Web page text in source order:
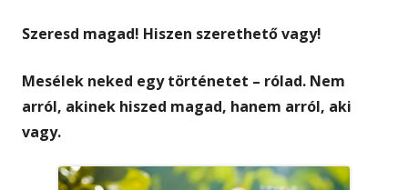
Szeresd magad! Hiszen szerethető vagy!
Mesélek neked egy történetet – rólad. Nem
arról, akinek hiszed magad, hanem arról, aki
vagy.